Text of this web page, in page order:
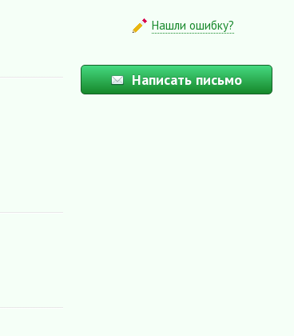
Нашли ошибку?
Написать письмо